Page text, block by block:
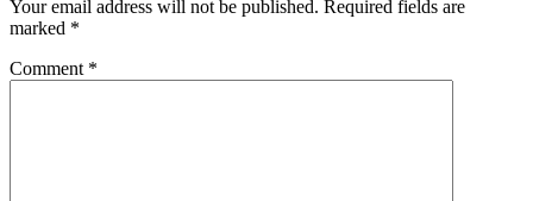
Your email address will not be published. Required fields are
marked *
Comment *